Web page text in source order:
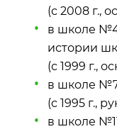
(с 2008 г.,
в школе
истории
(с 1999 г.,
в школе
(с 1995 г.,
в школе